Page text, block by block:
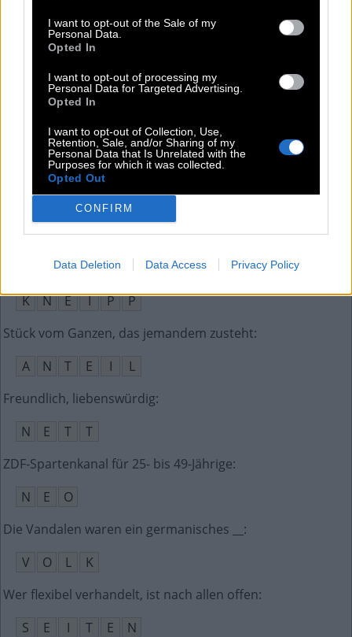
I want to opt-out of the Sale of my
Personal Data.
Opted In
I want to opt-out of processing my
Personal Data for Targeted Advertising.
Opted In
I want to opt-out of Collection, Use,
Retention, Sale, and/or Sharing of my
Personal Data that Is Unrelated with the
Purposes for which it was collected.
Opted Out
CONFIRM
Data Deletion Data Access Privacy Policy
E T
O
Fluss, der durch Paris fließt:
E I N
Ludwig __ Beethoven wurde in Bonn geboren
A
N
Mächtiger römischer Grenzwall in Europa
L
I M E
S
Gesundheitsfördernde Wasseranwendungen: __-Kur
K
N E I P
P
Stück vom Ganzen, das jemandem zusteht:
A
N T E I
L
Freundlich, liebenswürdig:
N
E T
T
ZDF-Spartenkanal für 25- bis 49-Jährige:
N
E
O
Die Vandalen waren ein germanisches __ :
V
O L
K
Wer flexibel verhandelt, ist nach allen offen:
S
E I T E
N